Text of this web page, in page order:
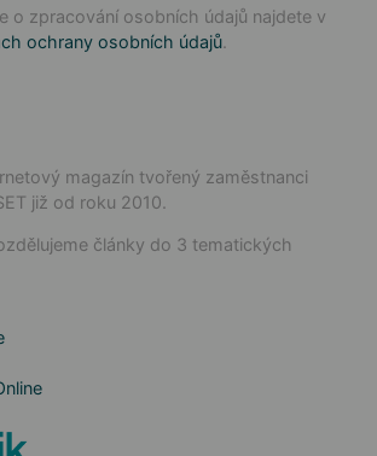
o zpracování osobních údajů najdete v
ochrany osobních údajů.
magazín tvořený zaměstnanci
již od roku 2010.
články do 3 tematických